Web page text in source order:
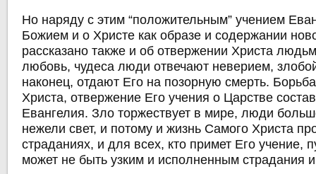
Но наряду с этим “положительным” учением
Божием и о Христе как образе и содержании
рассказано также и об отвержении Христа
любовь, чудеса люди отвечают неверием,
наконец, отдают Его на позорную смерть.
Христа, отвержение Его учения о Царстве
Евангелия. Зло торжествует в мире, люди
нежели свет, и потому и жизнь Самого Христа
страданиях, и для всех, кто примет Его учение,
может не быть узким и исполненным страдания